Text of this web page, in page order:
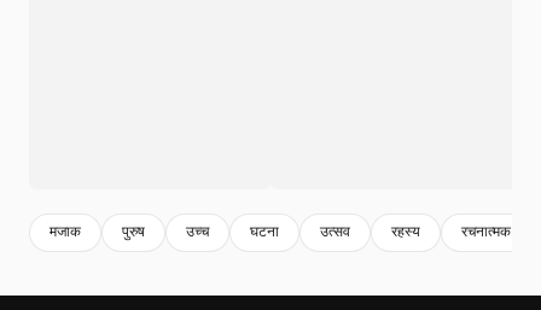
मजाक पुरुष उच्च घटना उत्सव रहस्य रचनात्मक